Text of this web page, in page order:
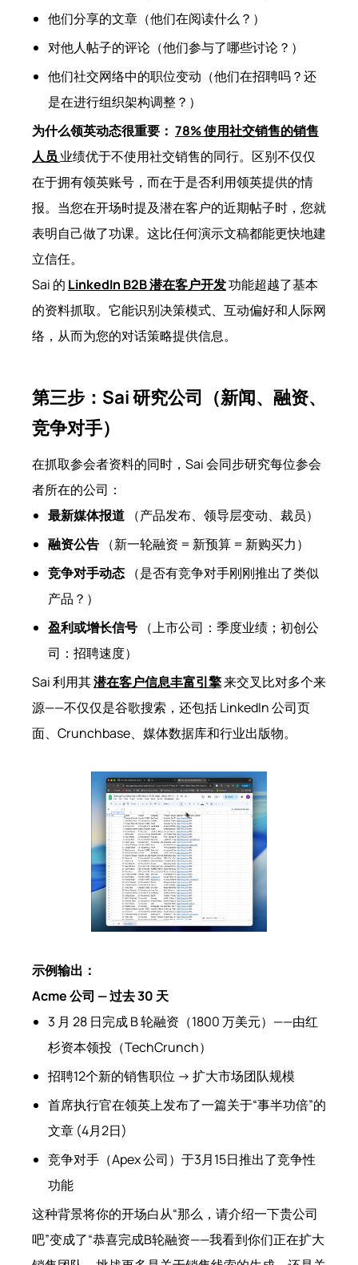
他们分享的文章（他们在阅读什么？）
对他人帖子的评论（他们参与了哪些讨论？）
他们社交网络中的职位变动（他们在招聘吗？还
是在进行组织架构调整？）
为什么领英动态很重要： 78% 使用社交销售的销售
人员 业绩优于不使用社交销售的同行。区别不仅仅
在于拥有领英账号，而在于是否利用领英提供的情
报。当您在开场时提及潜在客户的近期帖子时，您就
表明自己做了功课。这比任何演示文稿都能更快地建
立信任。
Sai 的 LinkedIn B2B 潜在客户开发功能超越了基本
的资料抓取。它能识别决策模式、互动偏好和人际网
络，从而为您的对话策略提供信息。
第三步：Sai 研究公司（新闻、融资、
竞争对手）
在抓取参会者资料的同时，Sai 会同步研究每位参会
者所在的公司：
最新媒体报道 （产品发布、领导层变动、裁员）
融资公告 （新一轮融资 = 新预算 = 新购买力）
竞争对手动态 （是否有竞争对手刚刚推出了类似
产品？）
盈利或增长信号 （上市公司：季度业绩；初创公
司：招聘速度）
Sai 利用其潜在客户信息丰富引擎来交叉比对多个来
源——不仅仅是谷歌搜索，还包括 LinkedIn 公司页
面、Crunchbase、媒体数据库和行业出版物。
示例输出：
Acme 公司 — 过去 30 天
3 月 28 日完成 B 轮融资（1800 万美元）——由红
杉资本领投（TechCrunch）
招聘12个新的销售职位 → 扩大市场团队规模
首席执行官在领英上发布了一篇关于“事半功倍”的
文章 (4月2日)
竞争对手（Apex 公司）于3月15日推出了竞争性
功能
这种背景将你的开场白从“那么，请介绍一下贵公司
吧”变成了“恭喜完成B轮融资——我看到你们正在扩大